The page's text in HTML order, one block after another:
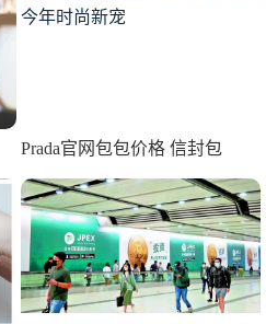
Prada官网包包价格 信封包